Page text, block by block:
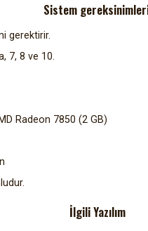
Sistem
gerektirir.
7, 8 ve 10.
Radeon 7850 (2 GB)
İlgili Yazılım